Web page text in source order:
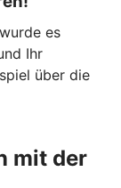
es
Ihr
über die
mit der